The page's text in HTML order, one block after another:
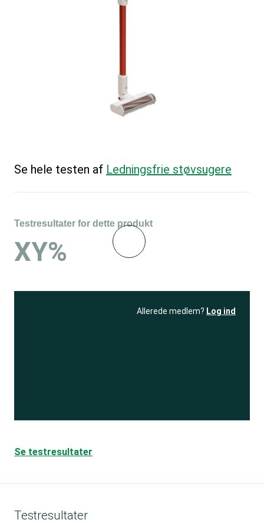
Se hele testen af Ledningsfrie støvsugere
Testresultater for dette produkt
XY%
Allerede medlem? Log ind
Se testresultater
Testresultater